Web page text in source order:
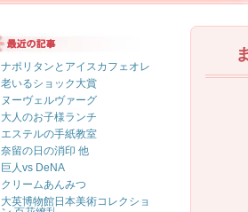
ナポリタンとアイスカフェオレ
老いるショック大賞
ヌーヴェルヴァーグ
大人のお子様ランチ
エステルの手紙教室
奈留の日の消印 他
巨人vs DeNA
クリームあんみつ
大英博物館日本美術コレクショ